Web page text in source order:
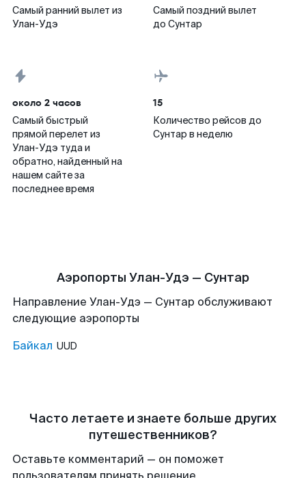
Самый ранний вылет из
Улан-Удэ
Самый поздний вылет
до Сунтар
около 2 часов
Самый быстрый
прямой перелет из
Улан-Удэ туда и
обратно, найденный на
нашем сайте за
последнее время
15
Количество рейсов до
Сунтар в неделю
Аэропорты Улан-Удэ — Сунтар
Направление Улан-Удэ — Сунтар обслуживают
следующие аэропорты
Байкал UUD
Часто летаете и знаете больше других
путешественников?
Оставьте комментарий — он поможет